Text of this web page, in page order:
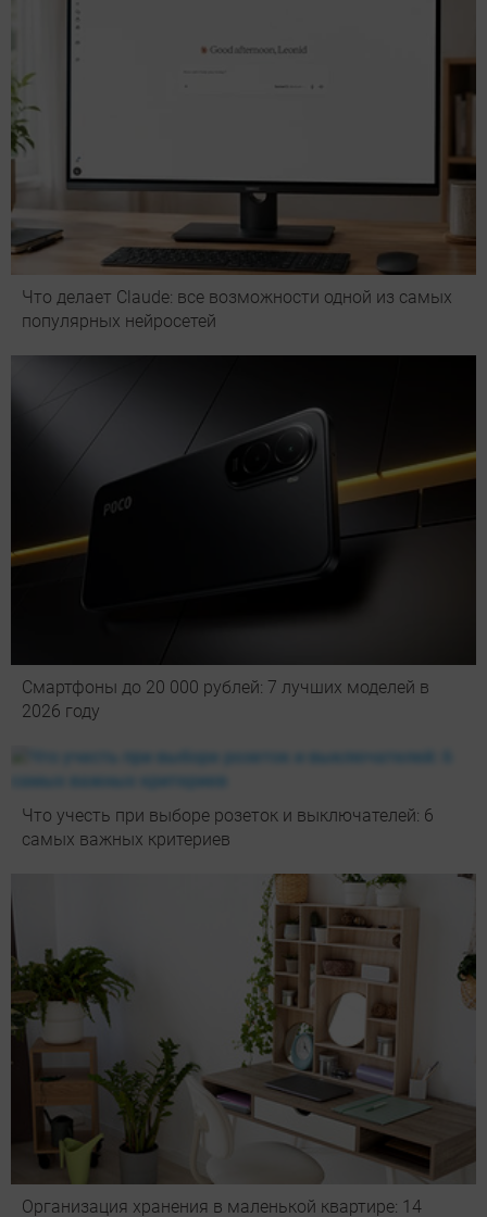
Что делает Сlaude: все возможности одной из самых
популярных нейросетей
Смартфоны до 20 000 рублей: 7 лучших моделей в
2026 году
Что учесть при выборе розеток и выключателей: 6
самых важных критериев
Организация хранения в маленькой квартире: 14